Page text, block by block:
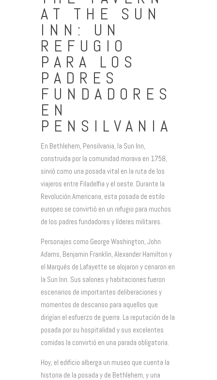
AT THE SUN
INN: UN
REFUGIO
PARA LOS
PADRES
FUNDADORES
EN
PENSILVANIA
En Bethlehem, Pensilvania, la Sun Inn,
construida por la comunidad morava en 1758,
sirvió como una posada vital en la ruta de los
viajeros entre Filadelfia y el oeste. Durante la
Revolución Americana, esta posada de estilo
europeo se convirtió en un refugio para muchos
de los padres fundadores y líderes militares.
Personajes como George Washington, John
Adams, Benjamin Franklin, Alexander Hamilton y
el Marqués de Lafayette se alojaron y cenaron en
la Sun Inn. Sus salones y habitaciones fueron
escenarios de importantes deliberaciones y
momentos de descanso para aquellos que
dirigían el esfuerzo de guerra. La reputación de la
posada por su hospitalidad y sus excelentes
comidas la convirtió en una parada obligatoria.
Hoy, el edificio alberga un museo que cuenta la
historia de la posada y de Bethlehem, y una